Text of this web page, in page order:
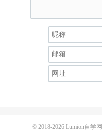
© 2018-2026 Lumion自学网